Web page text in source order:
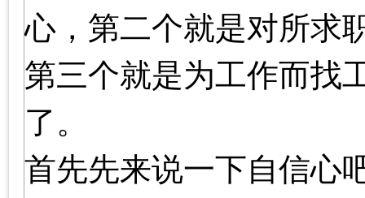
心，第二个就是对所求
第三个就是为工作而找
了。
首先先来说一下自信心